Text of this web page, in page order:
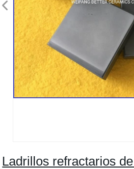
Ladrillos refractarios